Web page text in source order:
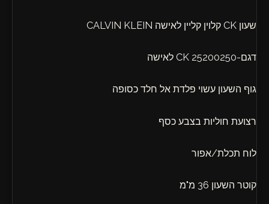
שעון CK קלוין קליין לאישה CALVIN KLEIN
דגם-25200250 CK לאישה
גוף השעון עשוי פלדת אל חלד כסופה
רצועת חוליות בצבע כסף
לוח תכלת/אפור
קוטר השעון 36 מ"מ